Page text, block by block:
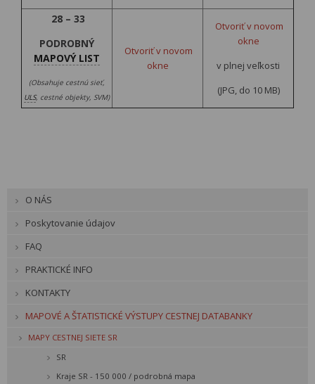
28 – 33
PODROBNÝ
MAPOVÝ LIST
(Obsahuje cestnú sieť,
ULS, cestné objekty, SVM)
Otvoriť v novom
okne
Otvoriť v novom
okne
v plnej veľkosti
(JPG, do 10 MB)
O NÁS
Poskytovanie údajov
FAQ
PRAKTICKÉ INFO
KONTAKTY
MAPOVÉ A ŠTATISTICKÉ VÝSTUPY CESTNEJ DATABANKY
MAPY CESTNEJ SIETE SR
SR
Kraje SR - 150 000 / podrobná mapa